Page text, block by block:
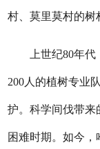
村、莫里莫村的树
上世纪80年代，
200人的植树专业
护。科学间伐带来
困难时期。如今，